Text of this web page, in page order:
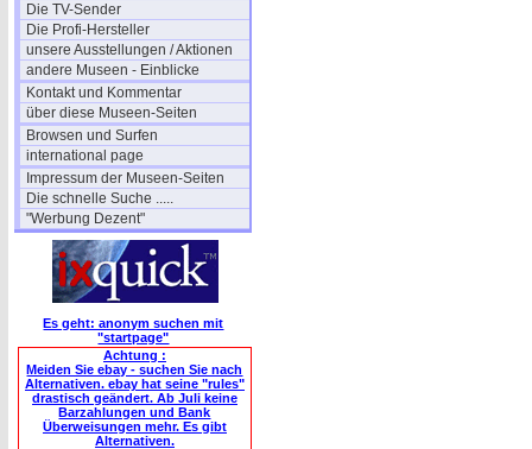
Die TV-Sender
Die Profi-Hersteller
unsere Ausstellungen / Aktionen
andere Museen - Einblicke
Kontakt und Kommentar
über diese Museen-Seiten
Browsen und Surfen
international page
Impressum der Museen-Seiten
Die schnelle Suche .....
"Werbung Dezent"
Es geht: anonym suchen mit
"startpage"
Achtung :
Meiden Sie ebay - suchen Sie nach
Alternativen. ebay hat seine "rules"
drastisch geändert. Ab Juli keine
Barzahlungen und Bank
Überweisungen mehr. Es gibt
Alternativen.